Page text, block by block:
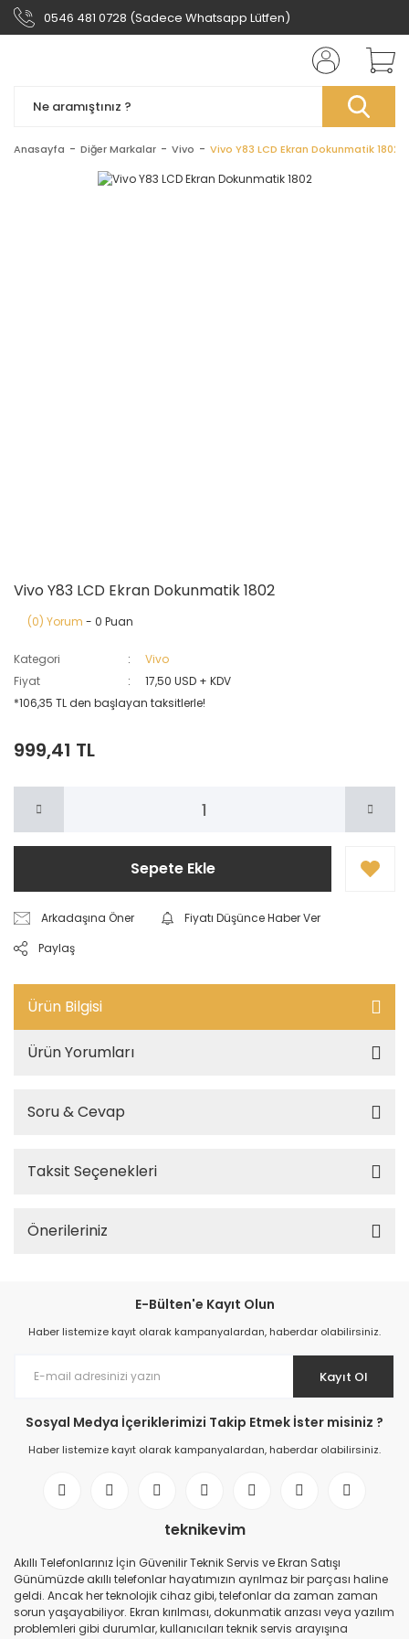
0546 481 0728 (Sadece Whatsapp Lütfen)
Anasayfa Diğer Markalar Vivo Vivo Y83 LCD Ekran Dokunmatik 1802
Vivo Y83 LCD Ekran Dokunmatik 1802
(0) Yorum - 0 Puan
Kategori
Vivo
Fiyat
17,50 USD + KDV
*106,35 TL den başlayan taksitlerle!
999,41 TL
Sepete Ekle
Arkadaşına Öner
Fiyatı Düşünce Haber Ver
Paylaş
Ürün Bilgisi
Ürün Yorumları
Soru & Cevap
Taksit Seçenekleri
Önerileriniz
E-Bülten'e Kayıt Olun
Haber listemize kayıt olarak kampanyalardan, haberdar olabilirsiniz.
Kayıt Ol
Sosyal Medya İçeriklerimizi Takip Etmek İster misiniz ?
Haber listemize kayıt olarak kampanyalardan, haberdar olabilirsiniz.
teknikevim
Akıllı Telefonlarınız İçin Güvenilir Teknik Servis ve Ekran Satışı
Günümüzde akıllı telefonlar hayatımızın ayrılmaz bir parçası haline
geldi. Ancak her teknolojik cihaz gibi, telefonlar da zaman zaman
sorun yaşayabiliyor. Ekran kırılması, dokunmatik arızası veya yazılım
problemleri gibi durumlar, kullanıcıları teknik servis arayışına